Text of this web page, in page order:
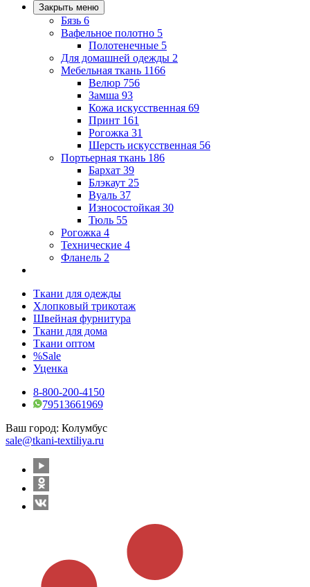
Закрыть меню
Бязь 6
Вафельное полотно 5
Полотенечные 5
Для домашней одежды 2
Мебельная ткань 1166
Велюр 756
Замша 93
Кожа искусственная 69
Принт 161
Рогожка 31
Шерсть искусственная 56
Портьерная ткань 186
Бархат 39
Блэкаут 25
Вуаль 37
Износостойкая 30
Тюль 55
Рогожка 4
Технические 4
Фланель 2
Ткани для одежды
Хлопковый трикотаж
Швейная фурнитура
Ткани для дома
Ткани оптом
%Sale
Уценка
8-800-200-4150
79513661969
Ваш город: Колумбус
sale@tkani-textiliya.ru